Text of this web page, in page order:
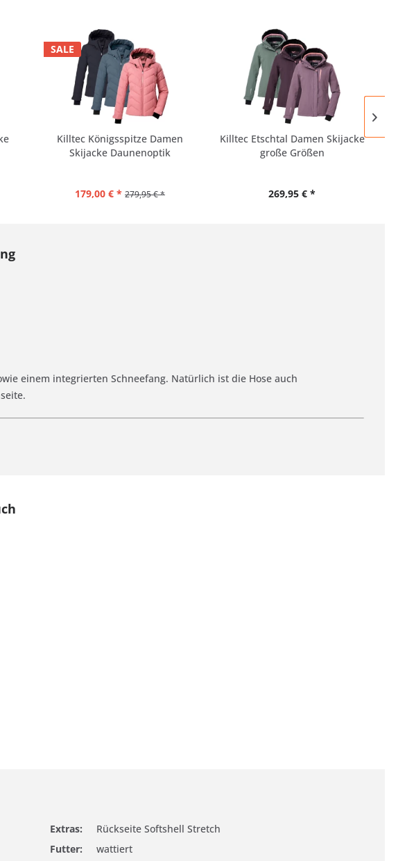
SALE
Killtec Königsspitze Damen
Skijacke Daunenoptik
179,00 € * 279,95 € *
Killtec Etschtal Damen Skijacke
große Größen
269,95 € *
einem integrierten Schneefang. Natürlich ist die Hose auch
Extras:
Rückseite Softshell Stretch
Futter:
wattiert